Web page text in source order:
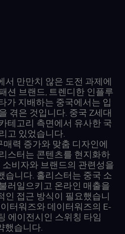
서 만만치 않은 도전 과제에
션 브랜드, 트렌디한 인플루
가 지배하는 중국에서는 입
겪은 것입니다. 중국 Z세대
테고리 측면에서 유사한 국
고 있었습니다.
력 증가와 맞춤 디자인에
스터는 콘텐츠를 현지화하
비자와 브랜드의 관련성을
습니다. 홀리스터는 중국 소
러일으키고 온라인 매출을
인 접근 방식이 필요했습니
터워즈와 데이터워즈의 E-
에이전시인 스위칭 타임
했습니다.